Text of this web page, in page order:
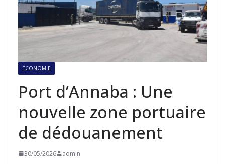
ÉCONOMIE
Port d’Annaba : Une
nouvelle zone portuaire
de dédouanement
30/05/2026 admin